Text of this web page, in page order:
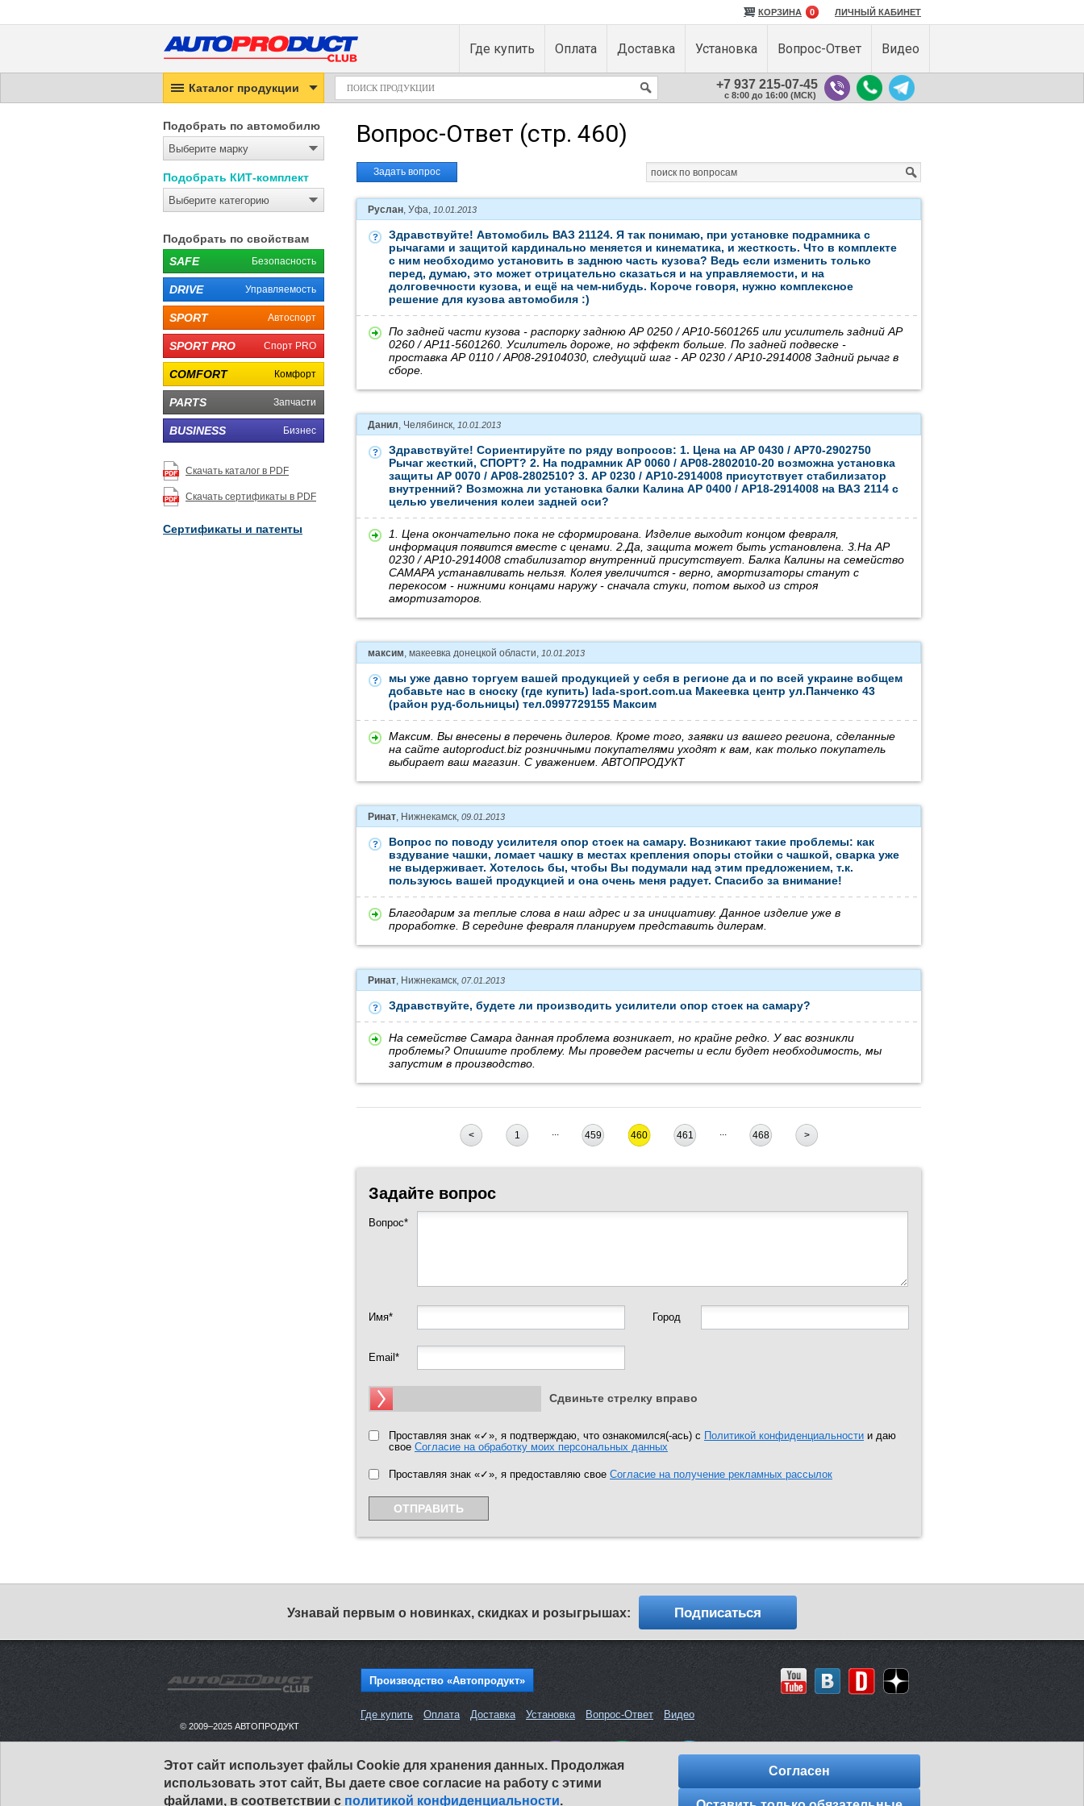
ЛИЧНЫЙ КАБИНЕТ
КОРЗИНА 0
Где купить Оплата Доставка Установка Вопрос-Ответ Видео
Каталог продукции +7 937 215-07-45
с 8:00 до 16:00 (МСК)
Подобрать по автомобилю
Выберите марку
Подобрать КИТ-комплект
Выберите категорию
Подобрать по свойствам
SAFE
Безопасность
DRIVE Управляемость
SPORT Автоспорт
SPORT PRO Спорт PRO
COMFORT Комфорт
PARTS Запчасти
BUSINESS Бизнес
Скачать каталог в PDF
Скачать сертификаты в PDF
Сертификаты и патенты
Вопрос-Ответ (стр. 460)
Задать вопрос
Руслан, Уфа, 10.01.2013
Здравствуйте! Автомобиль ВАЗ 21124. Я так понимаю, при установке подрамника с
рычагами и защитой кардинально меняется и кинематика, и жесткость. Что в комплекте
с ним необходимо установить в заднюю часть кузова? Ведь если изменить только
перед, думаю, это может отрицательно сказаться и на управляемости, и на
долговечности кузова, и ещё на чем-нибудь. Короче говоря, нужно комплексное
решение для кузова автомобиля :)
По задней части кузова - распорку заднюю АР 0250 / АР10-5601265 или усилитель задний АР
0260 / АР11-5601260. Усилитель дороже, но эффект больше. По задней подвеске -
проставка АР 0110 / АР08-29104030, следущий шаг - АР 0230 / АР10-2914008 Задний рычаг в
сборе.
Данил, Челябинск, 10.01.2013
Здравствуйте! Сориентируйте по ряду вопросов: 1. Цена на АР 0430 / АР70-2902750
Рычаг жесткий, СПОРТ? 2. На подрамник АР 0060 / АР08-2802010-20 возможна установка
защиты АР 0070 / АР08-2802510? 3. АР 0230 / АР10-2914008 присутствует стабилизатор
внутренний? Возможна ли установка балки Калина АР 0400 / АР18-2914008 на ВАЗ 2114 с
целью увеличения колеи задней оси?
1. Цена окончательно пока не сформирована. Изделие выходит концом февраля,
информация появится вместе с ценами. 2.Да, защита может быть установлена. 3.На АР
0230 / АР10-2914008 стабилизатор внутренний присутствует. Балка Калины на семейство
САМАРА устанавливать нельзя. Колея увеличится - верно, амортизаторы станут с
перекосом - нижними концами наружу - сначала стуки, потом выход из строя
амортизаторов.
максим, макеевка донецкой области, 10.01.2013
мы уже давно торгуем вашей продукцией у себя в регионе да и по всей украине вобщем
добавьте нас в сноску (где купить) lada-sport.com.ua Макеевка центр ул.Панченко 43
(район руд-больницы) тел.0997729155 Максим
Максим. Вы внесены в перечень дилеров. Кроме того, заявки из вашего региона, сделанные
на сайте autoproduct.biz розничными покупателями уходят к вам, как только покупатель
выбирает ваш магазин. С уважением. АВТОПРОДУКТ
Ринат, Нижнекамск, 09.01.2013
Вопрос по поводу усилителя опор стоек на самару. Возникают такие проблемы: как
вздувание чашки, ломает чашку в местах крепления опоры стойки с чашкой, сварка уже
не выдерживает. Хотелось бы, чтобы Вы подумали над этим предложением, т.к.
пользуюсь вашей продукцией и она очень меня радует. Спасибо за внимание!
Благодарим за теплые слова в наш адрес и за инициативу. Данное изделие уже в
проработке. В середине февраля планируем представить дилерам.
Ринат, Нижнекамск, 07.01.2013
Здравствуйте, будете ли производить усилители опор стоек на самару?
На семействе Самара данная проблема возникает, но крайне редко. У вас возникли
проблемы? Опишите проблему. Мы проведем расчеты и если будет необходимость, мы
запустим в производство.
< 1 ... 459 460 461 ... 468 >
Задайте вопрос
Вопрос*
Имя* Город
Email*
Сдвиньте стрелку вправо
Проставляя знак «✓», я подтверждаю, что ознакомился(-ась) с Политикой конфиденциальности и даю
свое Согласие на обработку моих персональных данных
Проставляя знак «✓», я предоставляю свое Согласие на получение рекламных рассылок
Узнавай первым о новинках, скидках и розыгрышах: Подписаться
Производство «Автопродукт»
Где купить Оплата Доставка Установка Вопрос-Ответ Видео
+7 937 215-07-45
с 8:00 до 16:00 (МСК)
© 2009–2025 АВТОПРОДУКТ
Этот сайт использует файлы Cookie для хранения данных. Продолжая
использовать этот сайт, Вы даете свое согласие на работу с этими
файлами, в соответствии с политикой конфиденциальности.
Согласен